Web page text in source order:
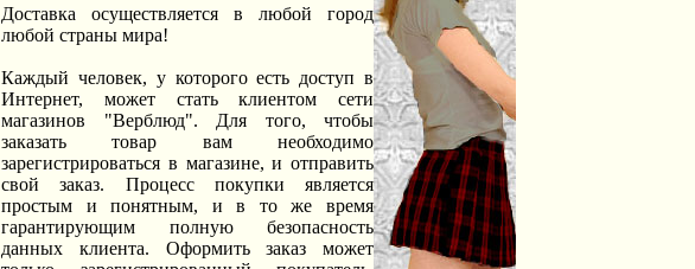
Доставка осуществляется в любой город
любой страны мира!
Каждый человек, у которого есть доступ в
Интернет, может стать клиентом сети
магазинов "Верблюд". Для того, чтобы
заказать товар вам необходимо
зарегистрироваться в магазине, и отправить
свой заказ. Процесс покупки является
простым и понятным, и в то же время
гарантирующим полную безопасность
данных клиента. Оформить заказ может